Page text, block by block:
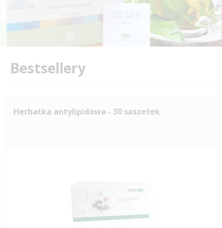
Bestsellery
Herbatka antylipidowa - 30 saszetek